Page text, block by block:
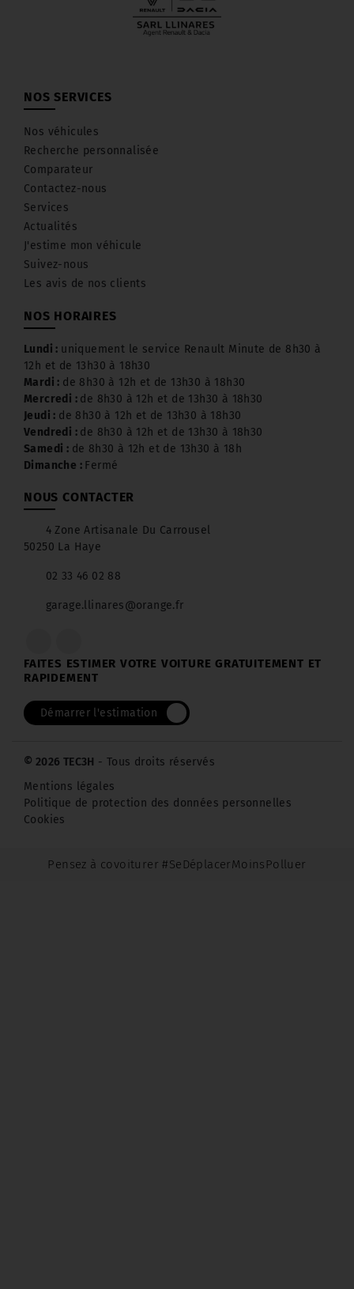
NOS SERVICES
Nos véhicules
Recherche personnalisée
Comparateur
Contactez-nous
Services
Actualités
J'estime mon véhicule
Suivez-nous
Les avis de nos clients
NOS HORAIRES
Lundi : uniquement le service Renault Minute de 8h30 à
12h et de 13h30 à 18h30
Mardi : de 8h30 à 12h et de 13h30 à 18h30
Mercredi : de 8h30 à 12h et de 13h30 à 18h30
Jeudi : de 8h30 à 12h et de 13h30 à 18h30
Vendredi : de 8h30 à 12h et de 13h30 à 18h30
Samedi : de 8h30 à 12h et de 13h30 à 18h
Dimanche : Fermé
NOUS CONTACTER
4 Zone Artisanale Du Carrousel
50250 La Haye
02 33 46 02 88
garage.llinares@orange.fr
FAITES ESTIMER VOTRE VOITURE GRATUITEMENT ET
RAPIDEMENT
Démarrer l'estimation
© 2026 TEC3H - Tous droits réservés
Mentions légales
Politique de protection des données personnelles
Cookies
Pensez à covoiturer #SeDéplacerMoinsPolluer